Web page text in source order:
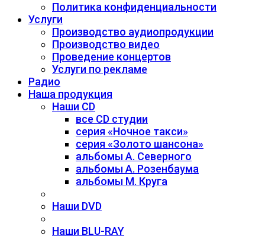
Политика конфиденциальности
Услуги
Производство аудиопродукции
Производство видео
Проведение концертов
Услуги по рекламе
Радио
Наша продукция
Наши CD
все CD студии
серия «Ночное такси»
серия «Золото шансона»
альбомы А. Северного
альбомы А. Розенбаума
альбомы М. Круга
Наши DVD
Наши BLU-RAY